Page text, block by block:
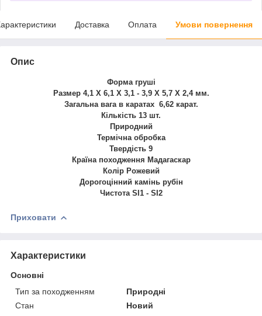
Доставка Оплата Умови повернення
Опис
Форма груші
Размер 4,1 X 6,1 X 3,1 - 3,9 X 5,7 X 2,4 мм.
Загальна вага в каратах 6,62 карат.
Кількість 13 шт.
Природний
Термічна обробка
Твердість 9
Країна походження Мадагаскар
Колір Рожевий
Дорогоцінний камінь рубін
Чистота SI1 - SI2
Приховати
Характеристики
Основні
Тип за походженням
Природні
Стан
Новий